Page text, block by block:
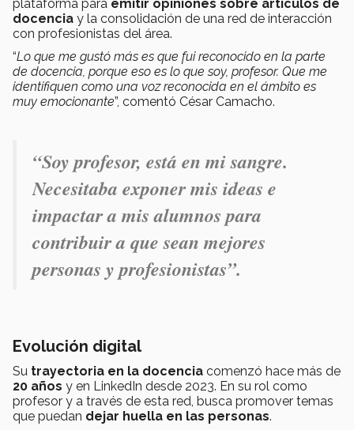
plataforma para emitir opiniones sobre artículos de
docencia y la consolidación de una red de interacción
con profesionistas del área.
“Lo que me gustó más es que fui reconocido en la parte
de docencia, porque eso es lo que soy, profesor. Que me
identifiquen como una voz reconocida en el ámbito es
muy emocionante”, comentó César Camacho.
“Soy profesor, está en mi sangre.
Necesitaba exponer mis ideas e
impactar a mis alumnos para
contribuir a que sean mejores
personas y profesionistas”.
Evolución digital
Su trayectoria en la docencia comenzó hace más de
20 años y en LinkedIn desde 2023. En su rol como
profesor y a través de esta red, busca promover temas
que puedan dejar huella en las personas.